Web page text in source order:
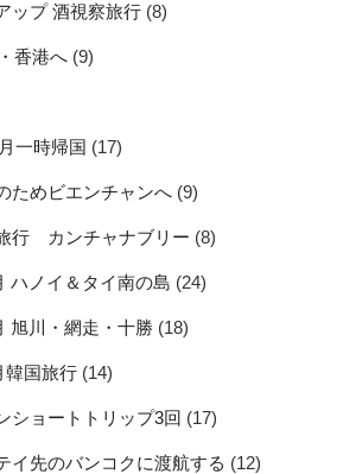
ップ 酒視察旅行 (8)
香港へ (9)
一時帰国 (17)
ためビエンチャンへ (9)
行 カンチャナブリー (8)
ハノイ＆タイ南の島 (24)
旭川・網走・十勝 (18)
韓国旅行 (14)
ショートトリップ3回 (17)
イ先のバンコクに渡航する (12)